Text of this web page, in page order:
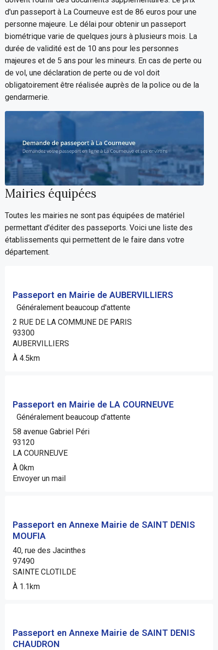
d'un passeport à La Courneuve est de 86 euros pour une
personne majeure. Le délai pour obtenir un passeport
biométrique varie de quelques jours à plusieurs mois. La
durée de validité est de 10 ans pour les personnes
majeures et de 5 ans pour les mineurs. En cas de perte ou
de vol, une déclaration de perte ou de vol doit
obligatoirement être réalisée auprès de la police ou de la
gendarmerie.
Mairies équipées
Toutes les mairies ne sont pas équipées de matériel
permettant d'éditer des passeports. Voici une liste des
établissements qui permettent de le faire dans votre
département.
Passeport en Mairie de AUBERVILLIERS
Généralement beaucoup d'attente
2 RUE DE LA COMMUNE DE PARIS
93300
AUBERVILLIERS
À 4.5km
Passeport en Mairie de LA COURNEUVE
Généralement beaucoup d'attente
58 avenue Gabriel Péri
93120
LA COURNEUVE
À 0km
Envoyer un mail
Passeport en Annexe Mairie de SAINT DENIS
MOUFIA
40, rue des Jacinthes
97490
SAINTE CLOTILDE
À 1.1km
Passeport en Annexe Mairie de SAINT DENIS
CHAUDRON